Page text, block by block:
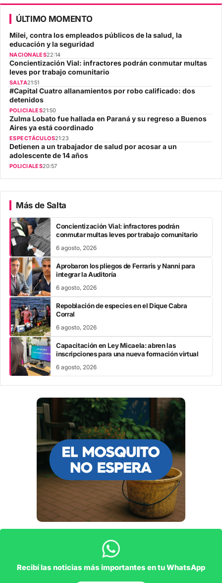
ÚLTIMO MOMENTO
Milei, contra los empleados públicos de la salud, la
educación y la seguridad
NACIONALES22:14
Concientización Vial: infractores podrán conmutar multas
leves por trabajo comunitario
SALTA21:51
#Capital Cuatro allanamientos por robo calificado: dos
detenidos
POLICIALES21:50
Zulma Lobato fue hallada en Paraná y su regreso a Buenos
Aires ya está coordinado
ESPECTÁCULOS21:23
Detienen a un trabajador de salud por acosar a un
adolescente de 14 años
POLICIALES20:57
Más de Salta
Concientización Vial: infractores podrán
conmutar multas leves por trabajo comunitario
6 agosto, 2026
Aprobaron los pliegos de Ferraris y Nanni para
integrar la Auditoría
6 agosto, 2026
Repoblación de especies en el Dique Cabra
Corral
6 agosto, 2026
Capacitación en Ley Micaela: abren las
inscripciones para una nueva formación virtual
6 agosto, 2026
Recibí las noticias más importantes en tu WhatsApp